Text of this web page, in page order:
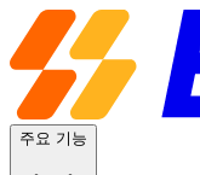
주요 기능